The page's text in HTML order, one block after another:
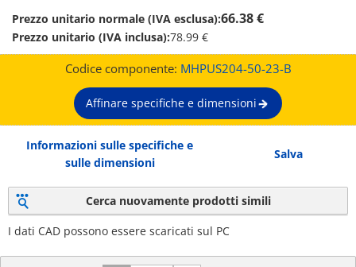
Prezzo unitario normale (IVA esclusa):66.38 €
Prezzo unitario (IVA inclusa):78.99 €
Codice componente: MHPUS204-50-23-B
Affinare specifiche e dimensioni
Informazioni sulle specifiche e
sulle dimensioni
Salva
Cerca nuovamente prodotti simili
I dati CAD possono essere scaricati sul PC